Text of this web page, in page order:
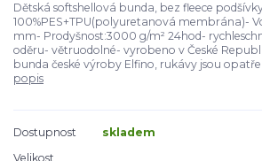
Dětská softshellová bunda, bez fleece
100%PES+TPU(polyuretanová membrána)-
mm- Prodyšnost:3000 g/m² 24hod-
oděru- větruodolné- vyrobeno v České
bunda české výroby Elfino, rukávy jsou
popis
Dostupnost
skladem
Velikost